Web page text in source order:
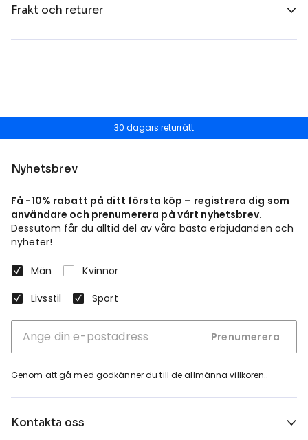
Frakt och returer
30 dagars returrätt
Nyhetsbrev
Få -10% rabatt på ditt första köp – registrera dig som
användare och prenumerera på vårt nyhetsbrev.
Dessutom får du alltid del av våra bästa erbjudanden och
nyheter!
Män
Kvinnor
Livsstil
Sport
Prenumerera
Genom att gå med godkänner dutill de allmänna villkoren..
Kontakta oss